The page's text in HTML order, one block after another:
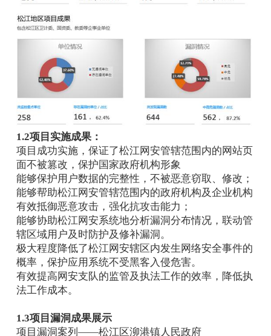
1.2项目实施成果：
项目成功实施，保证了松江网安管辖范围内的网站页
面不被篡改，保护国家政府机构形象
能够保护用户数据的完整性，不被恶意窃取、修改；
能够帮助松江网安管辖范围内的政府机构及企业机构
有效抵御恶意攻击，强化抗攻击能力；
能够协助松江网安系统地分析漏洞分布情况，联动管
辖区域用户及时防护及修补漏洞。
极大程度降低了松江网安辖区内发生网络安全事件的
概率，保护应用系统不受黑客入侵危害。
有效提高网安支队的监管及执法工作的效率，降低执
法工作成本。
1.3项目漏洞成果展示
项目漏洞案列——松江区泖港镇人民政府